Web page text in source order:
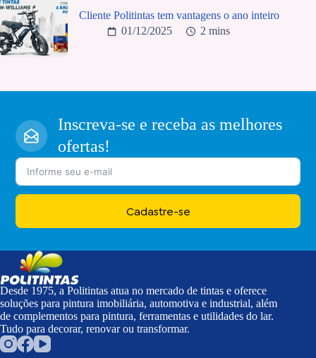
Cliente Politintas tem vantagens o ano inteiro
01/12/2025
2 mins
Inscreva-se e receba as melhores
ofertas!
Cadastre-se
Desde 1975, a Politintas atua no mercado de tintas e oferece
soluções para pintura imobiliária, automotiva e industrial, além
de complementos para pintura, ferramentas e utilidades do lar.
Tudo para decorar, renovar ou transformar.